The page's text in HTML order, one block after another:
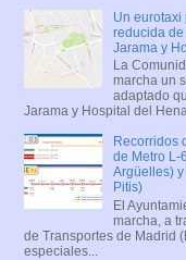
Un eurotaxi
reducida
Jarama y
La
marcha un
adaptado
Jarama y Hospital del
Recorridos
de Metro L-
Argüelles)
Pitis)
El
marcha, a
de Transportes de Madrid
especiales...